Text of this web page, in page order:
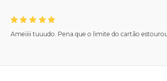
Ameiiii tuuudo. Pena que o limite do cartão